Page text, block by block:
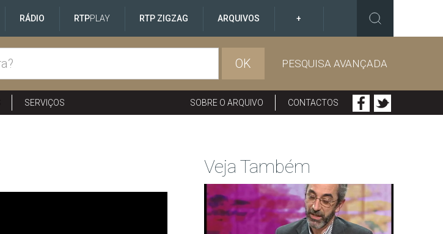
RÁDIO RTPPLAY RTP ZIGZAG ARQUIVOS +
OK PESQUISA AVANÇADA
SERVIÇOS SOBRE O ARQUIVO CONTACTOS
Veja Também